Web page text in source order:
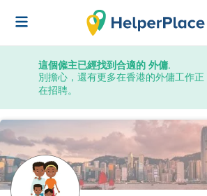
這個僱主已經找到合適的 外傭.
別擔心，還有更多在香港的外傭工作正
在招聘。